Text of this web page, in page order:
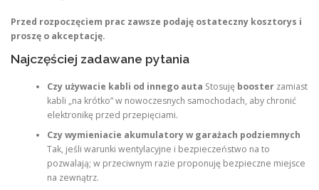
Przed rozpoczęciem prac zawsze podaję ostateczny kosztorys i
proszę o akceptację.
Najczęściej zadawane pytania
Czy używacie kabli od innego auta Stosuję boosterzamiast
kabli „na krótko” w nowoczesnych samochodach, aby chronić
elektronikę przed przepięciami.
Czy wymieniacie akumulatory w garażach podziemnych
Tak, jeśli warunki wentylacyjne i bezpieczeństwo na to
pozwalają; w przeciwnym razie proponuję bezpieczne miejsce
na zewnątrz.